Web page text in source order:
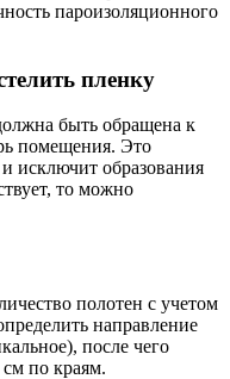
пароизоляционного
пленку
быть обращена к
помещения. Это
исключит образования
то можно
полотен с учетом
направление
после чего
см по краям.